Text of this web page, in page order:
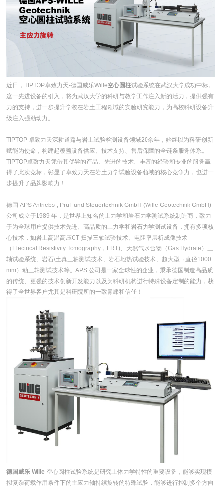
近日，TIPTOP卓致力天-德国威乐Wille空心圆柱试验系统在武汉大学成功中标。
这一先进设备的引入，将为武汉大学的科研与教学工作注入新的活力，提供强有
力的支持，进一步提升学校在岩土工程领域的实验研究能力，为高校科研设备升
级注入强劲动力。
TIPTOP 卓致力天深耕道路与岩土试验检测设备领域20余年，始终以为科研创新
赋能为使命，构建起覆盖设备供应、技术支持、售后保障的全链条服务体系。
TIPTOP卓致力天凭借其优异的产品、先进的技术、丰富的经验和专业的服务赢
得了此次竞标，彰显了卓致力天在岩土力学试验设备领域的核心竞争力，也进一
步提升了品牌影响力！
德国 APS Antriebs-, Prüf- und Steuertechnik GmbH (Wille Geotechnik GmbH)
公司成立于1989 年，是世界上知名的土力学和岩石力学测试系统制造商，致力
于为全球用户提供技术先进、高品质的土力学和岩石力学测试设备，拥有多项核
心技术，如岩土高温高压CT 扫描三轴试验技术、电阻率层析成像技术
（Electrical Resistivity Tomography，ERT)、天然气水合物（Gas Hydrate）三
轴试验系统、岩石/土真三轴测试技术、岩石地热试验技术、超大型（直径1000
mm）动三轴测试技术等。APS 公司是一家全球性的企业，秉承德国制造高品质
的传统、更强的技术创新开发能力以及为科研机构进行特殊设备定制的能力，获
得了全世界客户尤其是科研院所的一致青睐和信任！
德国威乐 Wille 空心圆柱试验系统是研究土体力学特性的重要设备，能够实现模
拟复杂荷载作用条件下的主应力轴持续旋转的特殊试验，能够进行控制多个方向